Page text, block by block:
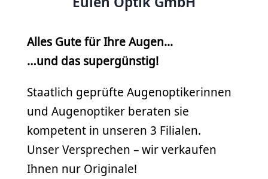
Alles Gute für Ihre Augen...
…und das supergünstig!
Staatlich geprüfte Augenoptikerinnen
und Augenoptiker beraten sie
kompetent in unseren 3 Filialen.
Unser Versprechen – wir verkaufen
Ihnen nur Originale!